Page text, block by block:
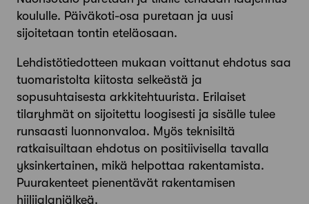
koululle. Päiväkoti-osa puretaan ja uusi
sijoitetaan tontin eteläosaan.
Lehdistötiedotteen mukaan voittanut ehdotus saa
tuomaristolta kiitosta selkeästä ja
sopusuhtaisesta arkkitehtuurista. Erilaiset
tilaryhmät on sijoitettu loogisesti ja sisälle tulee
runsaasti luonnonvaloa. Myös teknisiltä
ratkaisuiltaan ehdotus on positiivisella tavalla
yksinkertainen, mikä helpottaa rakentamista.
Puurakenteet pienentävät rakentamisen
hiilijalanjälkeä.